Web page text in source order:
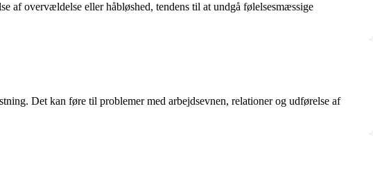
af overvældelse eller håbløshed, tendens til at undgå følelsesmæssige
Det kan føre til problemer med arbejdsevnen, relationer og udførelse af